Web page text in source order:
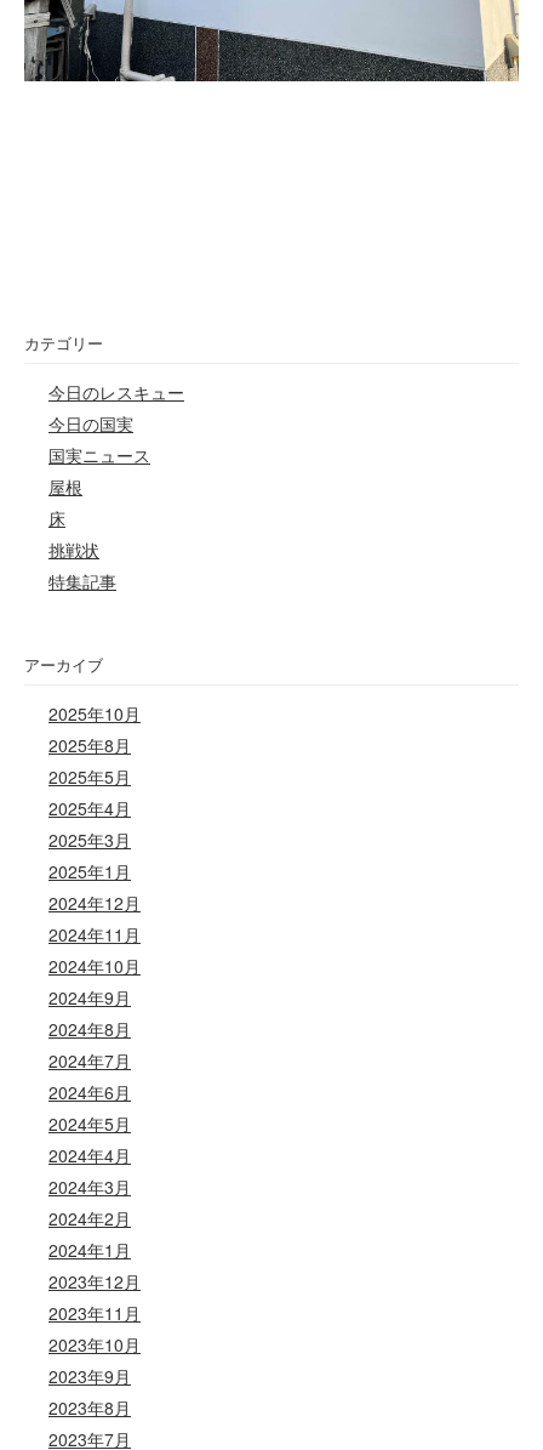
カテゴリー
今日のレスキュー
今日の国実
国実ニュース
屋根
床
挑戦状
特集記事
アーカイブ
2025年10月
2025年8月
2025年5月
2025年4月
2025年3月
2025年1月
2024年12月
2024年11月
2024年10月
2024年9月
2024年8月
2024年7月
2024年6月
2024年5月
2024年4月
2024年3月
2024年2月
2024年1月
2023年12月
2023年11月
2023年10月
2023年9月
2023年8月
2023年7月